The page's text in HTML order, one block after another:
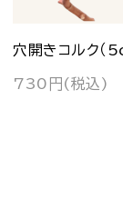
穴開きコルク（
730円(税込)